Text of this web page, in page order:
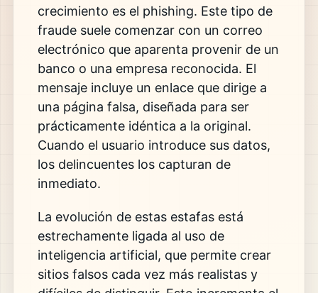
crecimiento es el phishing. Este tipo de
fraude suele comenzar con un correo
electrónico que aparenta provenir de un
banco o una empresa reconocida. El
mensaje incluye un enlace que dirige a
una página falsa, diseñada para ser
prácticamente idéntica a la original.
Cuando el usuario introduce sus datos,
los delincuentes los capturan de
inmediato.
La evolución de estas estafas está
estrechamente ligada al uso de
inteligencia artificial, que permite crear
sitios falsos cada vez más realistas y